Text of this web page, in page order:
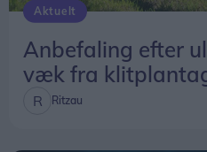
Aktuelt
Anbefaling efter
væk fra
Ritzau